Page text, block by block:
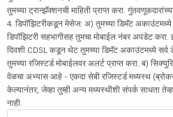
तुमच्या ट्रान्झॅक्शनची माहिती प्राप्त करा.
4. डिपॉझिटरीकडून मेसेज: अ) तुमच्या डिमॅट
डिपॉझिटरी सहभागीसह तुमचा मोबाईल नंबर अपडेट करा.
दिवशी CDSL कडून थेट तुमच्या डिमॅट अकाउंटमध्ये सर्व
तुमच्या रजिस्टर्ड मोबाईलवर अलर्ट प्राप्त करा. ब)
वेळचा अभ्यास आहे - एकदा सेबी रजिस्टर्ड मध्यस्थ
केल्यानंतर, जेव्हा तुम्ही अन्य मध्यस्थीशी संपर्क साधता
नाही.